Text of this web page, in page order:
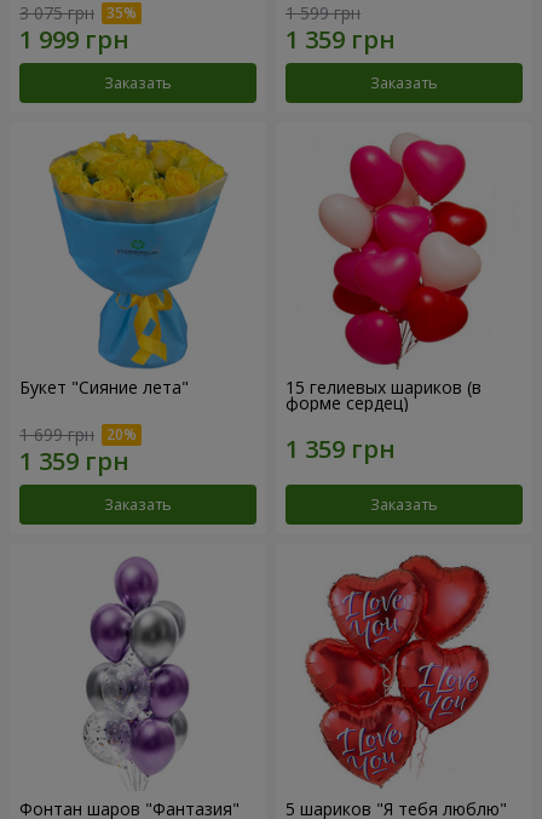
3 075 грн
Заказать
1 599 грн
Заказать
Букет "Сияние лета"
1 699 грн
Заказать
15 гелиевых шариков (в
форме сердец)
Заказать
Фонтан шаров "Фантазия" 5 шариков "Я тебя люблю"